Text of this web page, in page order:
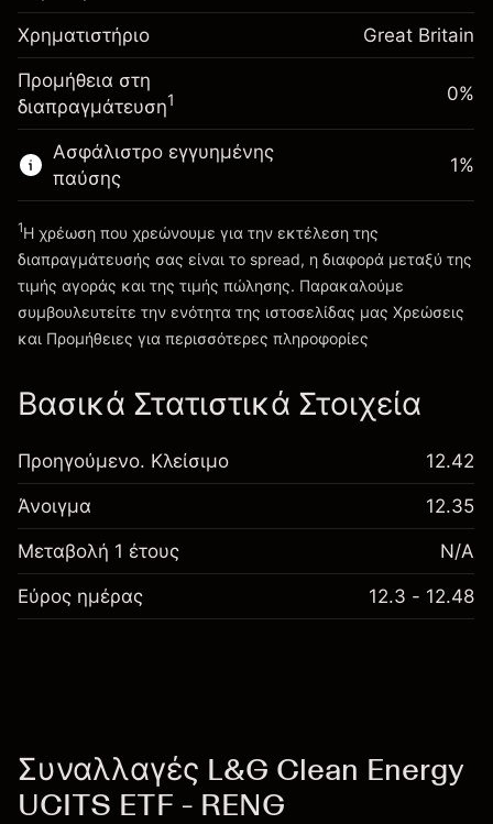
της θέσης
Μέγεθος διαπραγμάτευσης με μόχλευση
£4,000.00
Χρήματα από μόχλευση ~
Πηγαίνετε στην πλατφόρμα
Αναπροσαρμογή
χρηματοδότησης κατά
τη διάρκεια της νύχτας
Χρεώσεις από την πλήρη αξία
της θέσης
-0.000647
%
Μέγεθος διαπραγμάτευσης με μόχλευση
£4,000.00
Χρήματα από μόχλευση ~
Πηγαίνετε στην πλατφόρμα
Χρηματιστήριο Great Britain
Προμήθεια στη
διαπραγμάτευση1 0%
Ασφάλιστρο εγγυημένης
παύσης
Χρεώσεις και Τέλη
1%
1Η χρέωση που χρεώνουμε για την εκτέλεση της
διαπραγμάτευσής σας είναι το spread, η διαφορά μεταξύ της
τιμής αγοράς και της τιμής πώλησης. Παρακαλούμε
συμβουλευτείτε την ενότητα της ιστοσελίδας μας Χρεώσεις
και Προμήθειες για περισσότερες πληροφορίες
Βασικά Στατιστικά Στοιχεία
Προηγούμενο. Κλείσιμο 12.42
Άνοιγμα 12.35
Μεταβολή 1 έτους N/A
Εύρος ημέρας 12.3 - 12.48
Συναλλαγές L&G Clean Energy
UCITS ETF - RENG